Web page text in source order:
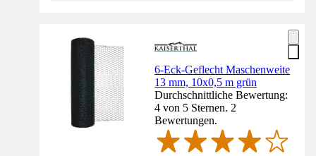
6-Eck-Geflecht Maschenweite
13 mm, 10x0,5 m grün
Durchschnittliche Bewertung:
4 von 5 Sternen. 2
Bewertungen.